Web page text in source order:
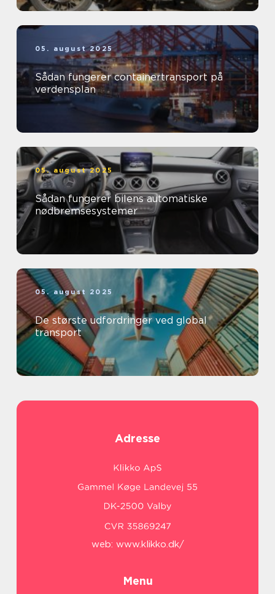
05. august 2025
Sådan fungerer containertransport på
verdensplan
05. august 2025
Sådan fungerer bilens automatiske
nødbremsesystemer
05. august 2025
De største udfordringer ved global
transport
Adresse
web: www.klikko.dk/
Menu